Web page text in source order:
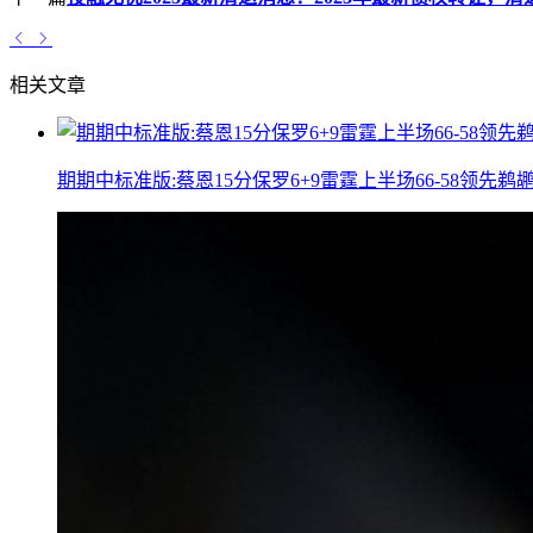
相关文章
期期中标准版:蔡恩15分保罗6+9雷霆上半场66-58领先鹈